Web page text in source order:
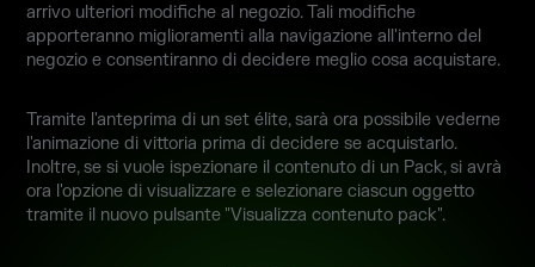
arrivo ulteriori modifiche al negozio. Tali modifiche
apporteranno miglioramenti alla navigazione all'interno del
negozio e consentiranno di decidere meglio cosa acquistare.
Tramite l'anteprima di un set élite, sarà ora possibile vederne
l'animazione di vittoria prima di decidere se acquistarlo.
Inoltre, se si vuole ispezionare il contenuto di un Pack, si avrà
ora l'opzione di visualizzare e selezionare ciascun oggetto
tramite il nuovo pulsante "Visualizza contenuto pack".